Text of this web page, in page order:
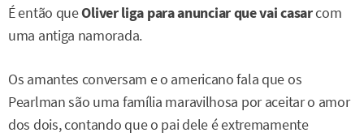
É então queOliver liga para anunciar que vai casarcom
uma antiga namorada.
Os amantes conversam e o americano fala que os
Pearlman são uma família maravilhosa por aceitar o amor
dos dois, contando que o pai dele é extremamente